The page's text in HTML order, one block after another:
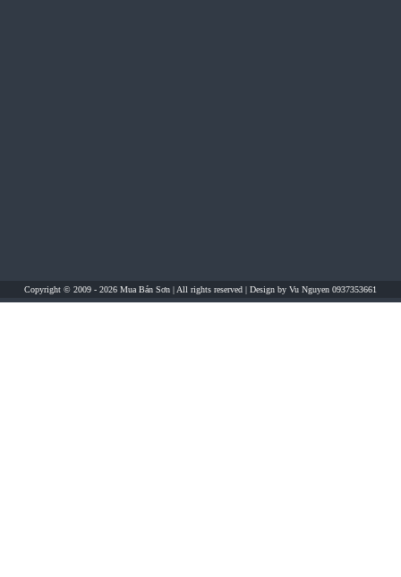
Copyright © 2009 - 2026 Mua Bán Sơn | All rights reserved | Design by Vu Nguyen 0937353661